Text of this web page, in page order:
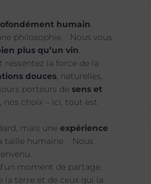
humain.
philosophie. Nous vous
plus qu’un vin.
ressentez la force de la
douces, naturelles,
porteurs desens et
nos choix – ici, tout est
mais uneexpérience
taille humaine. Nous
moment de partage.
la terre et de ceux qui la